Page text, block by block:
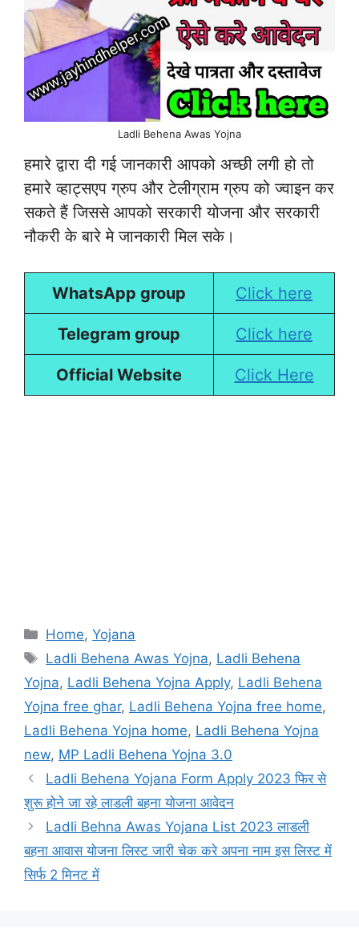
Ladli Behena Awas Yojna
हमारे द्वारा दी गई जानकारी आपको अच्छी लगी हो तो
हमारे व्हाट्सएप ग्रुप और टेलीग्राम ग्रुप को ज्वाइन कर
सकते हैं जिससे आपको सरकारी योजना और सरकारी
नौकरी के बारे मे जानकारी मिल सके।
WhatsApp group Click here
Telegram group Click here
Official Website Click Here
Categories
Home,Yojana
Tags
Ladli Behena Awas Yojna, Ladli Behena
Yojna, Ladli Behena Yojna Apply, Ladli Behena
Yojna free ghar, Ladli Behena Yojna free home,
Ladli Behena Yojna home, Ladli Behena Yojna
new, MP Ladli Behena Yojna 3.0
Ladli Behena Yojana Form Apply 2023 फिर से
शुरू होने जा रहे लाडली बहना योजना आवेदन
Ladli Behna Awas Yojana List 2023 लाडली
बहना आवास योजना लिस्ट जारी चेक करे अपना नाम इस लिस्ट में
सिर्फ 2 मिनट में